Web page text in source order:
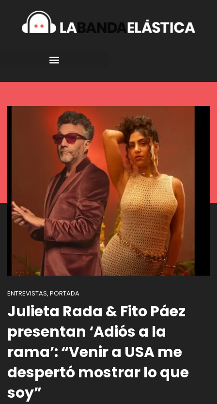
ENTREVISTAS, PORTADA
Julieta Rada & Fito Páez
presentan ‘Adiós a la
rama’: “Venir a USA me
despertó mostrar lo que
soy”